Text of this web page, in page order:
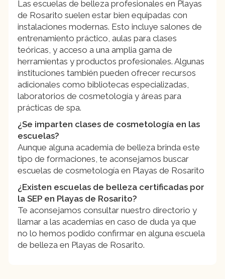
Las escuelas de belleza profesionales en Playas
de Rosarito suelen estar bien equipadas con
instalaciones modernas. Esto incluye salones de
entrenamiento práctico, aulas para clases
teóricas, y acceso a una amplia gama de
herramientas y productos profesionales. Algunas
instituciones también pueden ofrecer recursos
adicionales como bibliotecas especializadas,
laboratorios de cosmetología y áreas para
prácticas de spa.
¿Se imparten clases de cosmetología en las
escuelas?
Aunque alguna academia de belleza brinda este
tipo de formaciones, te aconsejamos buscar
escuelas de cosmetología en Playas de Rosarito
¿Existen escuelas de belleza certificadas por
la SEP en Playas de Rosarito?
Te aconsejamos consultar nuestro directorio y
llamar a las academias en caso de duda ya que
no lo hemos podido confirmar en alguna escuela
de belleza en Playas de Rosarito.